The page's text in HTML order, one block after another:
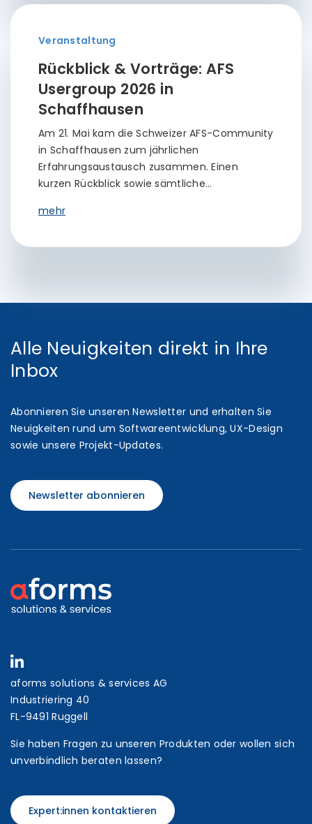
Veranstaltung
Rückblick & Vorträge: AFS
Usergroup 2026 in
Schaffhausen
Am 21. Mai kam die Schweizer AFS-Community
in Schaffhausen zum jährlichen
Erfahrungsaustausch zusammen. Einen
kurzen Rückblick sowie sämtliche…
mehr
Alle Neuigkeiten direkt in Ihre
Inbox
Abonnieren Sie unseren Newsletter und erhalten Sie
Neuigkeiten rund um Softwareentwicklung, UX-Design
sowie unsere Projekt-Updates.
Newsletter abonnieren
aforms solutions & services AG
Industriering 40
FL-9491 Ruggell
Sie haben Fragen zu unseren Produkten oder wollen sich
unverbindlich beraten lassen?
Expert:innen kontaktieren